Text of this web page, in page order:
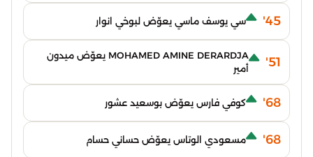
45' سي يوسف ماسي يعوّض لبوخي انوار
51'
MOHAMED AMINE DERARDJA يعوّض ميدون
أمير
68' كوفي فارس يعوّض بوسعيد عشور
68' مسعودي الوتاس يعوّض حساني حسام